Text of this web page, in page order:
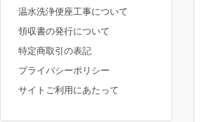
温水洗浄便座工事について
領収書の発行について
特定商取引の表記
プライバシーポリシー
サイトご利用にあたって